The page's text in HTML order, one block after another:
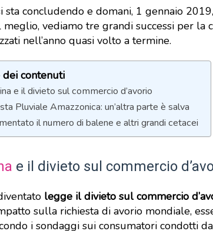
sta concludendo e domani, 1 gennaio 2019,
meglio, vediamo tre grandi successi per la
nell’anno quasi volto a termine.
dei contenuti
e il divieto sul commercio d’avorio
Pluviale Amazzonica: un’altra parte è salva
il numero di balene e altri grandi cetacei
e il divieto sul commercio
legge il divieto sul commercio
sulla richiesta di avorio mondiale,
i sondaggi sui consumatori condotti